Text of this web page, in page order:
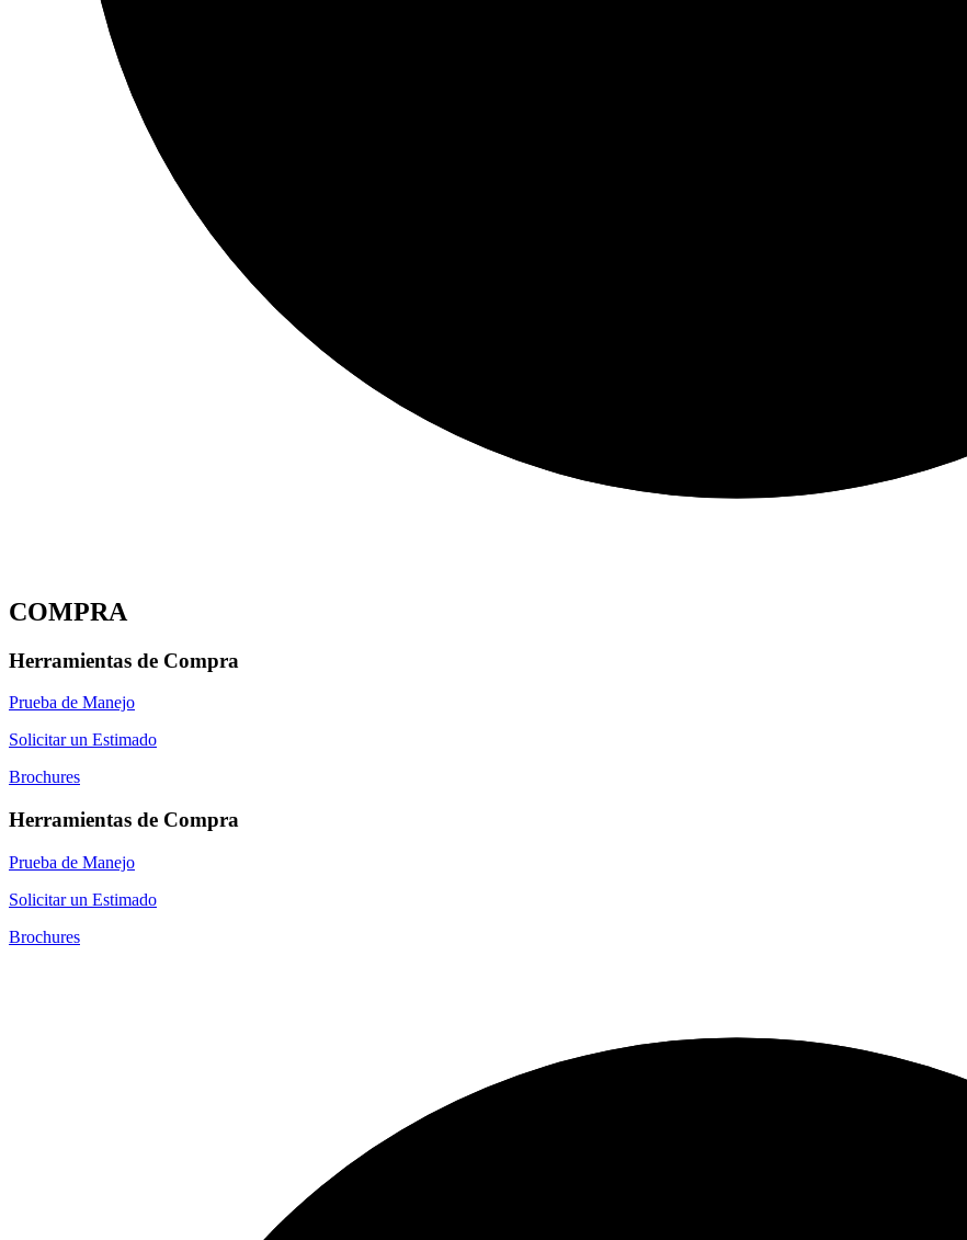
COMPRA
Herramientas de Compra
Prueba de Manejo
Solicitar un Estimado
Brochures
Herramientas de Compra
Prueba de Manejo
Solicitar un Estimado
Brochures